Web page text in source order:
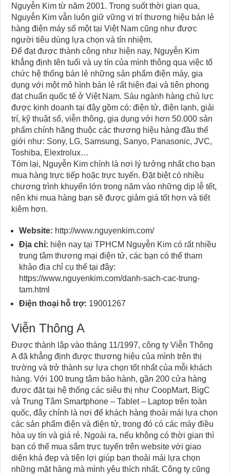
Nguyễn Kim từ năm 2001. Trong suốt thời gian qua,
Nguyễn Kim vẫn luôn giữ vững vị trí thương hiệu bán lẻ
hàng điện máy số một tại Việt Nam cũng như được
người tiêu dùng lựa chọn và tín nhiệm.
Để đạt được thành công như hiện nay, Nguyễn Kim
khẳng định tên tuổi và uy tín của mình thông qua việc tổ
chức hệ thống bán lẻ những sản phẩm điện máy, gia
dụng với một mô hình bán lẻ rất hiện đại và tiên phong
đạt chuẩn quốc tế ở Việt Nam. Sáu ngành hàng chủ lực
được kinh doanh tại đây gồm có: điện tử, điện lạnh, giải
trí, kỹ thuật số, viễn thông, gia dụng với hơn 50.000 sản
phẩm chính hãng thuộc các thương hiệu hàng đầu thế
giới như: Sony, LG, Samsung, Sanyo, Panasonic, JVC,
Toshiba, Elextrolux…
Tóm lại, Nguyễn Kim chính là nơi lý tưởng nhất cho bạn
mua hàng trực tiếp hoặc trực tuyến. Đặt biệt có nhiều
chương trình khuyến lớn trong năm vào những dịp lễ tết,
nên khi mua hàng bạn sẽ được giảm giá tốt hơn và tiết
kiêm hơn.
Website: http://www.nguyenkim.com/
Địa chỉ: hiện nay tại TPHCM Nguyễn Kim có rất nhiều
trung tâm thương mại điện tử, các bạn có thể tham
khảo địa chỉ cụ thể tại đây:
https://www.nguyenkim.com/danh-sach-cac-trung-
tam.html
Điện thoại hỗ trợ: 19001267
Viễn Thông A
Được thành lập vào tháng 11/1997, công ty Viễn Thông
A đã khẳng định được thương hiệu của mình trên thị
trường và trở thành sự lựa chọn tốt nhất của mỗi khách
hàng. Với 100 trung tâm bảo hành, gần 200 cửa hàng
được đặt tại hệ thống các siêu thị như CoopMart, BigC
và Trung Tâm Smartphone – Tablet – Laptop trên toàn
quốc, đây chính là nơi để khách hàng thoải mái lựa chọn
các sản phẩm điện và điện tử, trong đó có các máy điều
hòa uy tín và giá rẻ. Ngoài ra, nếu không có thời gian thì
bạn có thể mua sắm trực tuyến trên website với giao
diện khá đẹp và tiện lợi giúp bạn thoải mái lựa chọn
những mặt hàng mà mình yêu thích nhất. Công ty cũng